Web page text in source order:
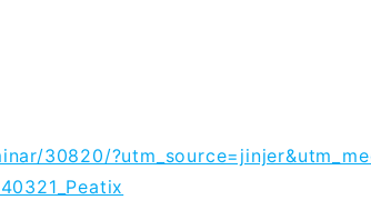
30820/